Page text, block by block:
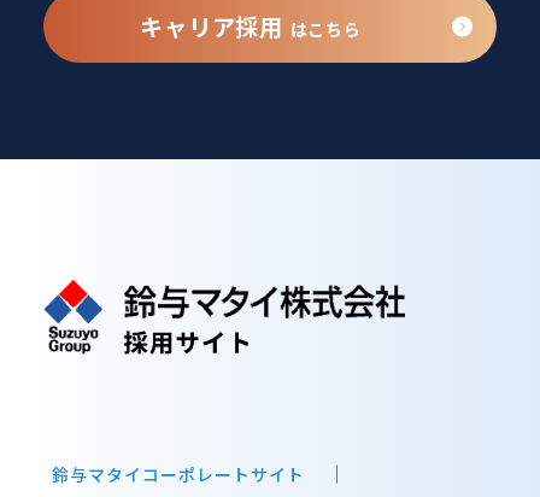
キャリア採用 はこちら
鈴与マタイコーポレートサイト